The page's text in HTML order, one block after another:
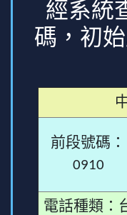
經系統
碼，初
前段號碼：
0910
電話種類：